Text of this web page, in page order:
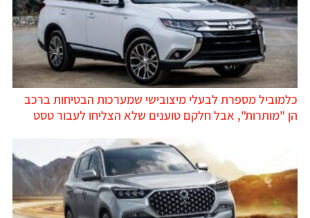
כלמוביל מספרת לבעלי מיצובישי שמערכות הבטיחות ברכב
הן "מותרות", אבל חלקם טוענים שלא הצליחו לעבור טסט